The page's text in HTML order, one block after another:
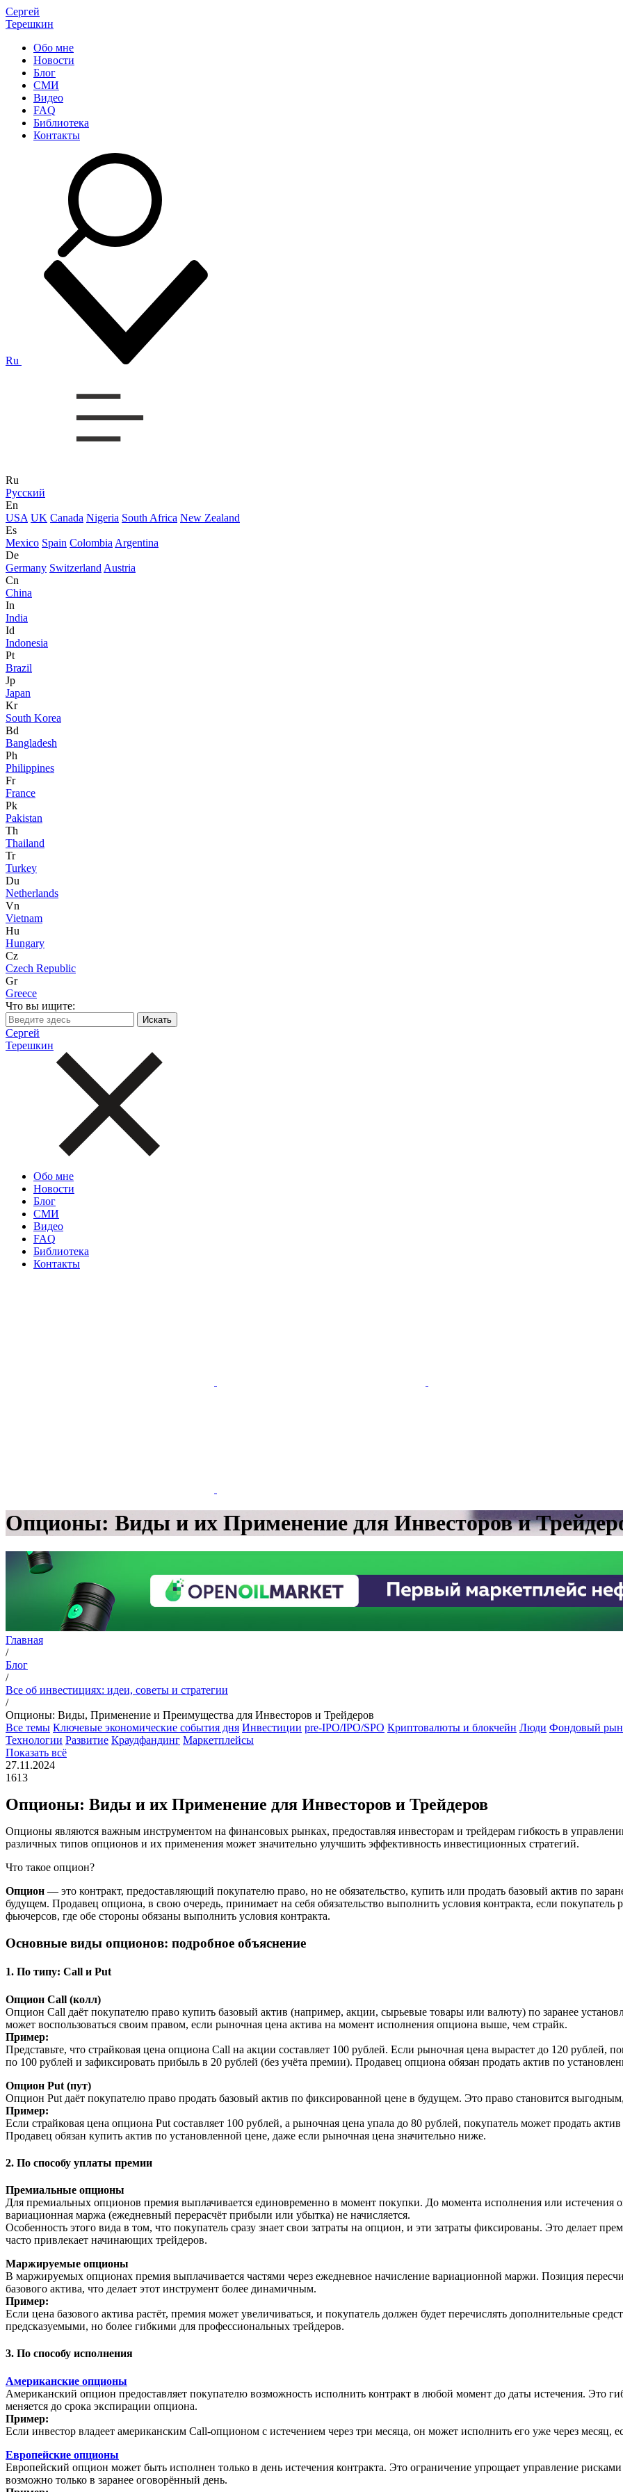
Сергей
Терешкин
Обо мне
Новости
Блог
СМИ
Видео
FAQ
Библиотека
Контакты
Ru
Ru
Русский
En
USA UK Canada Nigeria South Africa New Zealand
Es
Mexico Spain Colombia Argentina
De
Germany Switzerland Austria
Cn
China
In
India
Id
Indonesia
Pt
Brazil
Jp
Japan
Kr
South Korea
Bd
Bangladesh
Ph
Philippines
Fr
France
Pk
Pakistan
Th
Thailand
Tr
Turkey
Du
Netherlands
Vn
Vietnam
Hu
Hungary
Cz
Czech Republic
Gr
Greece
Что вы ищите:
Сергей
Терешкин
Обо мне
Новости
Блог
СМИ
Видео
FAQ
Библиотека
Контакты
Опционы: Виды и их Применение для Инвесторов и
Главная
/
Блог
/
Все об инвестициях: идеи, советы и стратегии
/
Опционы: Виды, Применение и Преимущества для Инвесторов и Трейдеров
Все темы Ключевые экономические события дня Инвестиции pre-IPO/IPO/SPO Криптовалюты и блокчейн Люди Фондовый
Технологии Развитие Краудфандинг Маркетплейсы
Показать всё
27.11.2024
1613
Опционы: Виды и их Применение для Инвесторов и Трейдеров
Опционы являются важным инструментом на финансовых рынках, предоставляя инвесторам и трейдерам гибкость в
различных типов опционов и их применения может значительно улучшить эффективность инвестиционных стратегий.
Что такое опцион?
Опцион — это контракт, предоставляющий покупателю право, но не обязательство, купить или продать базовый актив по
будущем. Продавец опциона, в свою очередь, принимает на себя обязательство выполнить условия контракта, если
фьючерсов, где обе стороны обязаны выполнить условия контракта.
Основные виды опционов: подробное объяснение
1. По типу: Call и Put
Опцион Call (колл)
Опцион Call даёт покупателю право купить базовый актив (например, акции, сырьевые товары или валюту) по заранее
может воспользоваться своим правом, если рыночная цена актива на момент исполнения опциона выше, чем страйк.
Пример:
Представьте, что страйковая цена опциона Call на акции составляет 100 рублей. Если рыночная цена вырастет до 120 рублей,
по 100 рублей и зафиксировать прибыль в 20 рублей (без учёта премии). Продавец опциона обязан продать актив по
Опцион Put (пут)
Опцион Put даёт покупателю право продать базовый актив по фиксированной цене в будущем. Это право становится
Пример:
Если страйковая цена опциона Put составляет 100 рублей, а рыночная цена упала до 80 рублей, покупатель может продать
Продавец обязан купить актив по установленной цене, даже если рыночная цена значительно ниже.
2. По способу уплаты премии
Премиальные опционы
Для премиальных опционов премия выплачивается единовременно в момент покупки. До момента исполнения или истечения
вариационная маржа (ежедневный перерасчёт прибыли или убытка) не начисляется.
Особенность этого вида в том, что покупатель сразу знает свои затраты на опцион, и эти затраты фиксированы. Это делает
часто привлекает начинающих трейдеров.
Маржируемые опционы
В маржируемых опционах премия выплачивается частями через ежедневное начисление вариационной маржи. Позиция
базового актива, что делает этот инструмент более динамичным.
Пример:
Если цена базового актива растёт, премия может увеличиваться, и покупатель должен будет перечислять дополнительные
предсказуемыми, но более гибкими для профессиональных трейдеров.
3. По способу исполнения
Американские опционы
Американский опцион предоставляет покупателю возможность исполнить контракт в любой момент до даты истечения. Это
меняется до срока экспирации опциона.
Пример:
Если инвестор владеет американским Call-опционом с истечением через три месяца, он может исполнить его уже через месяц,
Европейские опционы
Европейский опцион может быть исполнен только в день истечения контракта. Это ограничение упрощает управление
возможно только в заранее оговорённый день.